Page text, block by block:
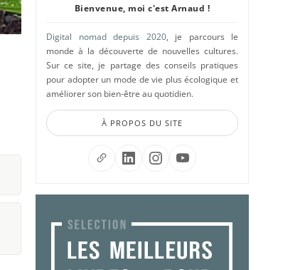
Bienvenue, moi c'est Arnaud !
Digital nomad depuis 2020, je parcours le
monde à la découverte de nouvelles cultures.
Sur ce site, je partage des conseils pratiques
pour adopter un mode de vie plus écologique et
améliorer son bien-être au quotidien.
À PROPOS DU SITE